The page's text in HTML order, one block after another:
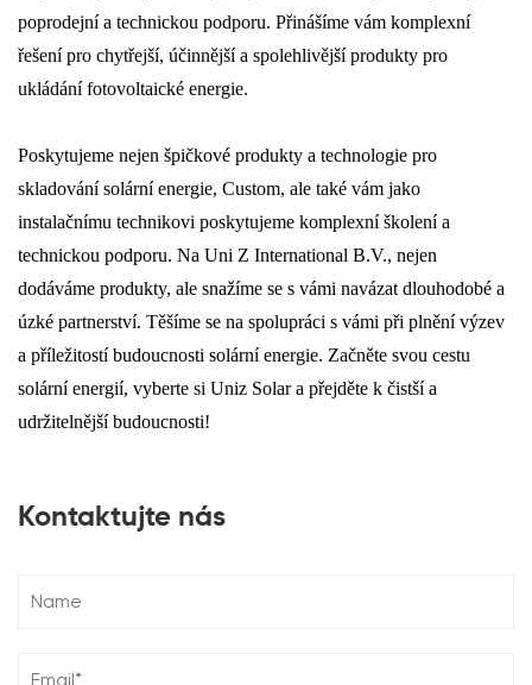
poprodejní a technickou podporu. Přinášíme vám komplexní
řešení pro chytřejší, účinnější a spolehlivější produkty pro
ukládání fotovoltaické energie.
Poskytujeme nejen špičkové produkty a technologie pro
skladování solární energie, Custom, ale také vám jako
instalačnímu technikovi poskytujeme komplexní školení a
technickou podporu. Na Uni Z International B.V., nejen
dodáváme produkty, ale snažíme se s vámi navázat dlouhodobé a
úzké partnerství. Těšíme se na spolupráci s vámi při plnění výzev
a příležitostí budoucnosti solární energie. Začněte svou cestu
solární energií, vyberte si Uniz Solar a přejděte k čistší a
udržitelnější budoucnosti!
Kontaktujte nás